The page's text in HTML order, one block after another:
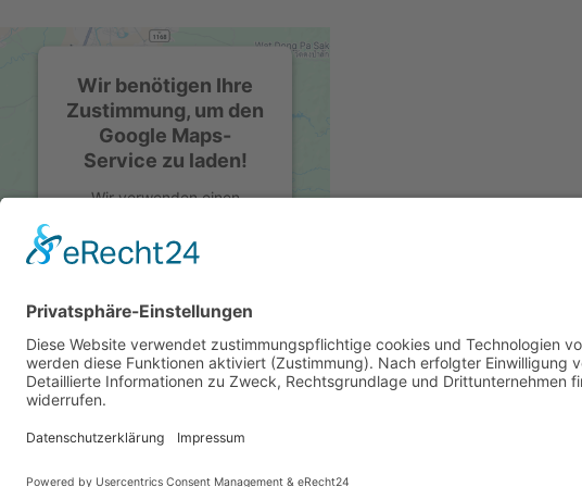
Wir benötigen Ihre
Zustimmung, um den
Google Maps-
Service zu laden!
Wir verwenden einen
um Karteninhalte
einzubetten. Dieser Service
Aktivitäten sammeln. Bitte
lesen Sie die Details durch
und stimmen Sie der
Nutzung des Service zu, um
diese Karte anzuzeigen.
Impressum
Datenschutz
AGB
© 2024 Heinrichs – Ersatzteile UG | Alle